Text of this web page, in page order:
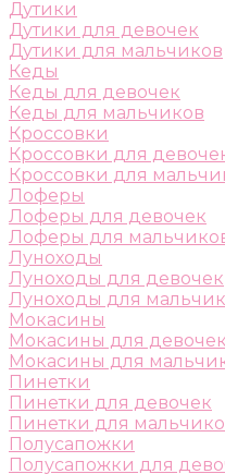
Дутики
Дутики для девочек
Дутики для мальчиков
Кеды
Кеды для девочек
Кеды для мальчиков
Кроссовки
Кроссовки для
Кроссовки для
Лоферы
Лоферы для девочек
Лоферы для
Луноходы
Луноходы для девочек
Луноходы для
Мокасины
Мокасины для девочек
Мокасины для
Пинетки
Пинетки для девочек
Пинетки для
Полусапожки
Полусапожки для